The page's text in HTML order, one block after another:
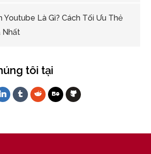
Youtube Là Gì? Cách Tối Ưu Thẻ
Nhất
tôi tại